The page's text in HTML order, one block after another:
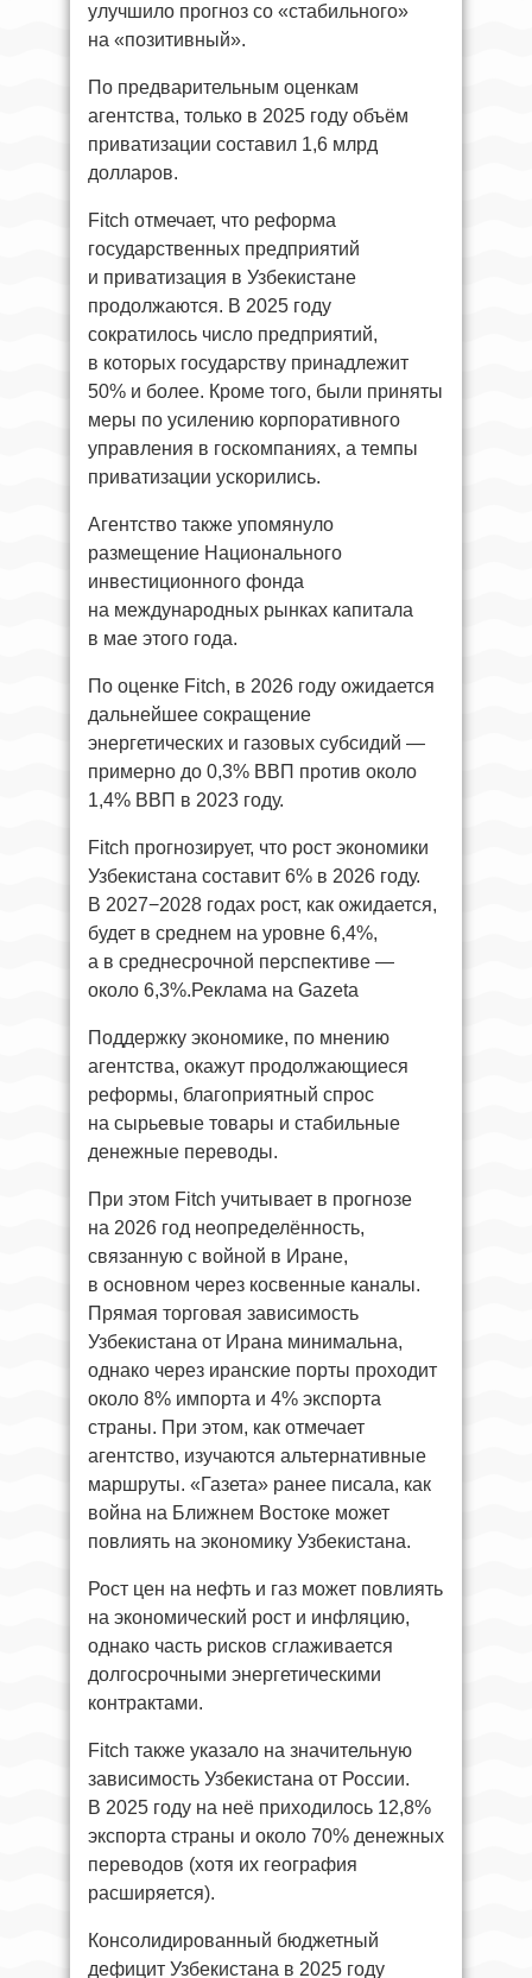
улучшило прогноз со «стабильного»
на «позитивный».
По предварительным оценкам
агентства, только в 2025 году объём
приватизации составил 1,6 млрд
долларов.
Fitch отмечает, что реформа
государственных предприятий
и приватизация в Узбекистане
продолжаются. В 2025 году
сократилось число предприятий,
в которых государству принадлежит
50% и более. Кроме того, были приняты
меры по усилению корпоративного
управления в госкомпаниях, а темпы
приватизации ускорились.
Агентство также упомянуло
размещение Национального
инвестиционного фонда
на международных рынках капитала
в мае этого года.
По оценке Fitch, в 2026 году ожидается
дальнейшее сокращение
энергетических и газовых субсидий —
примерно до 0,3% ВВП против около
1,4% ВВП в 2023 году.
Fitch прогнозирует, что рост экономики
Узбекистана составит 6% в 2026 году.
В 2027−2028 годах рост, как ожидается,
будет в среднем на уровне 6,4%,
а в среднесрочной перспективе —
около 6,3%.Реклама на Gazeta
Поддержку экономике, по мнению
агентства, окажут продолжающиеся
реформы, благоприятный спрос
на сырьевые товары и стабильные
денежные переводы.
При этом Fitch учитывает в прогнозе
на 2026 год неопределённость,
связанную с войной в Иране,
в основном через косвенные каналы.
Прямая торговая зависимость
Узбекистана от Ирана минимальна,
однако через иранские порты проходит
около 8% импорта и 4% экспорта
страны. При этом, как отмечает
агентство, изучаются альтернативные
маршруты. «Газета» ранее писала, как
война на Ближнем Востоке может
повлиять на экономику Узбекистана.
Рост цен на нефть и газ может повлиять
на экономический рост и инфляцию,
однако часть рисков сглаживается
долгосрочными энергетическими
контрактами.
Fitch также указало на значительную
зависимость Узбекистана от России.
В 2025 году на неё приходилось 12,8%
экспорта страны и около 70% денежных
переводов (хотя их география
расширяется).
Консолидированный бюджетный
дефицит Узбекистана в 2025 году